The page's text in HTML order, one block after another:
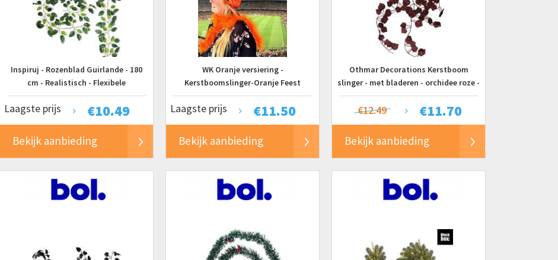
Inspiruj - Rozenblad Guirlande - 180
cm - Realistisch - Flexibele
Constructie
€10.49
Laagste prijs
Bekijk aanbieding
WK Oranje versiering -
Kerstboomslinger-Oranje Feest
Slingers - Oranje Versiering - 4 stuks -
Oranje decoratie - Feest Slingers - 2
Oranje Versiering - Kerstversiering -
€11.50
Laagste prijs
Bekijk aanbieding
Othmar Decorations Kerstboom
slinger - met bladeren - orchidee roze -
200 cm - kunststof
€11.70
€12.49
Bekijk aanbieding